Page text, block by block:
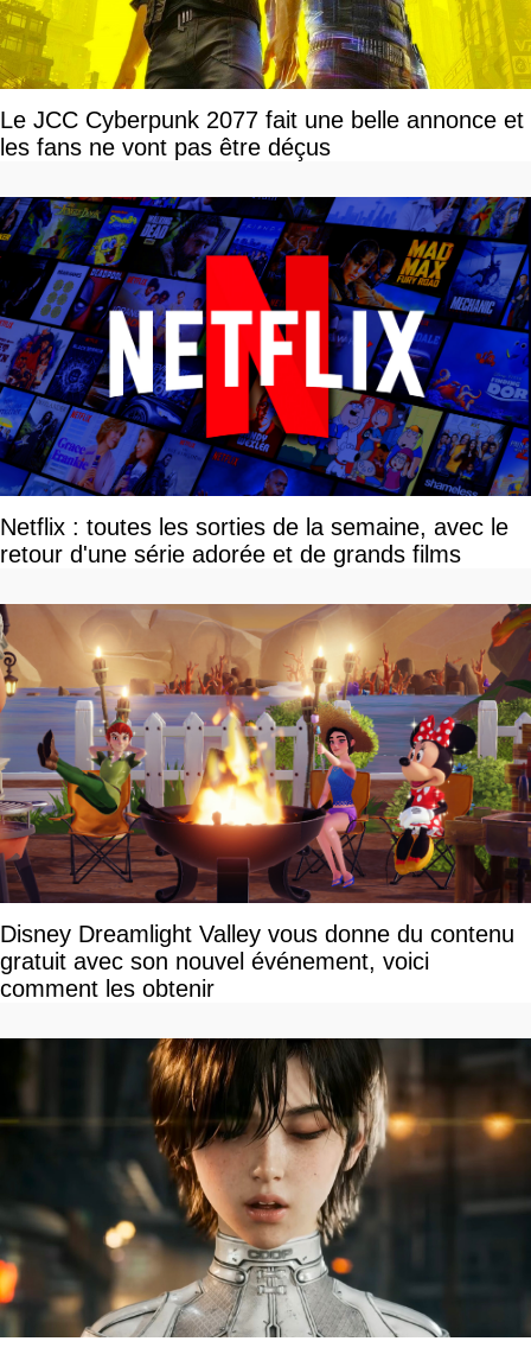
Le JCC Cyberpunk 2077 fait une belle annonce et
les fans ne vont pas être déçus
Netflix : toutes les sorties de la semaine, avec le
retour d'une série adorée et de grands films
Disney Dreamlight Valley vous donne du contenu
gratuit avec son nouvel événement, voici
comment les obtenir